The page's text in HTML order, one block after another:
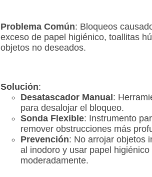
Problema Común: Bloqueos
exceso de papel higiénico, toallitas
objetos no deseados.
Solución:
Desatascador Manual :
para desalojar el bloqueo.
Sonda Flexible: Instrumento
remover obstrucciones más
Prevención: No arrojar objetos
al inodoro y usar papel higiénico
moderadamente.